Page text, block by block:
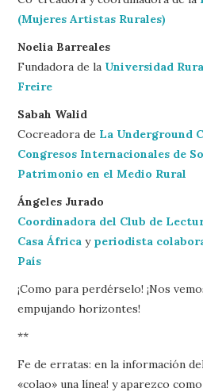
(Mujeres Artistas Rurales)
Noelia Barreales
Fundadora de la Universidad
Freire
Sabah Walid
Cocreadora de La Underground
Congresos Internacionales de
Patrimonio en el Medio Rural
Ángeles Jurado
Coordinadora del Club de
Casa África y periodista
País
¡Como para perdérselo! ¡Nos
empujando horizontes!
**
Fe de erratas: en la información
«colao» una línea! y aparezco